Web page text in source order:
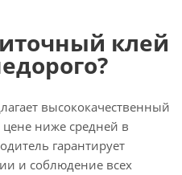
клей
высококачественный
ниже средней в
гарантирует
и соблюдение всех